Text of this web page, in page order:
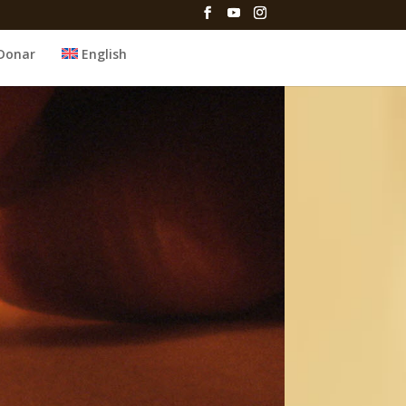
English